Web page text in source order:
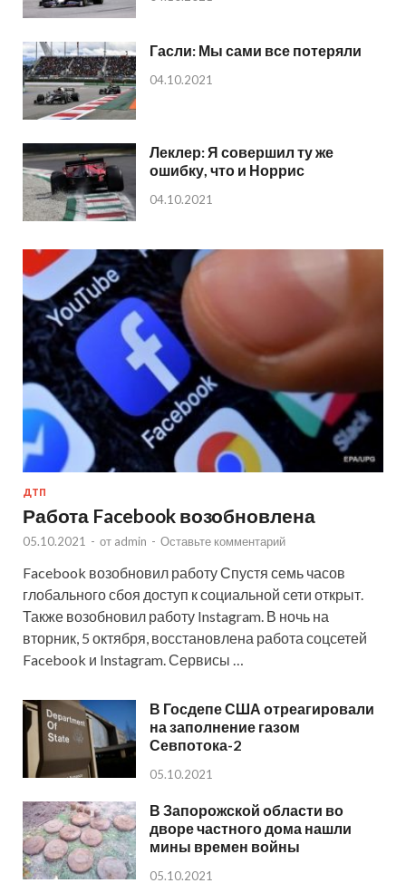
Гасли: Мы сами все потеряли
04.10.2021
Леклер: Я совершил ту же
ошибку, что и Норрис
04.10.2021
ДТП
Работа Facebook возобновлена
05.10.2021 - от admin - Оставьте комментарий
Facebook возобновил работу Спустя семь часов
глобального сбоя доступ к социальной сети открыт.
Также возобновил работу Instagram. В ночь на
вторник, 5 октября, восстановлена работа соцсетей
Facebook и Instagram. Сервисы …
В Госдепе США отреагировали
на заполнение газом
Севпотока-2
05.10.2021
В Запорожской области во
дворе частного дома нашли
мины времен войны
05.10.2021